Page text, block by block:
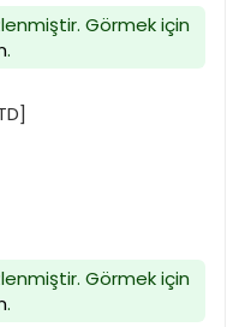
Görmek için
.
Görmek için
.